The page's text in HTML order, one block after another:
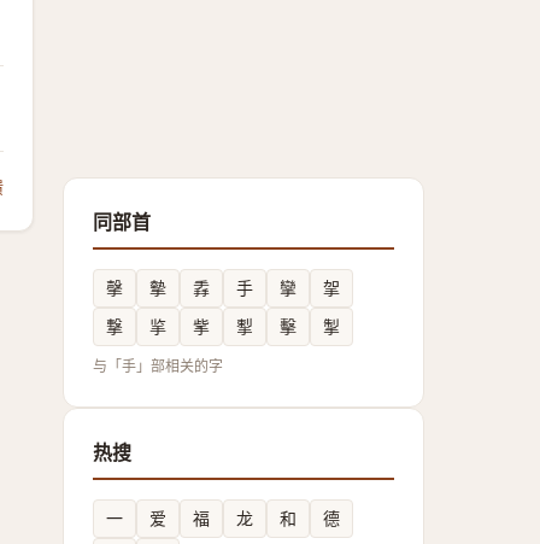
同部首
撀 摰 掱 手 攣
㧝
撃
㧛 㧘 揧 擊 掣
与「手」部相关的字
热搜
一 爱 福 龙 和
德